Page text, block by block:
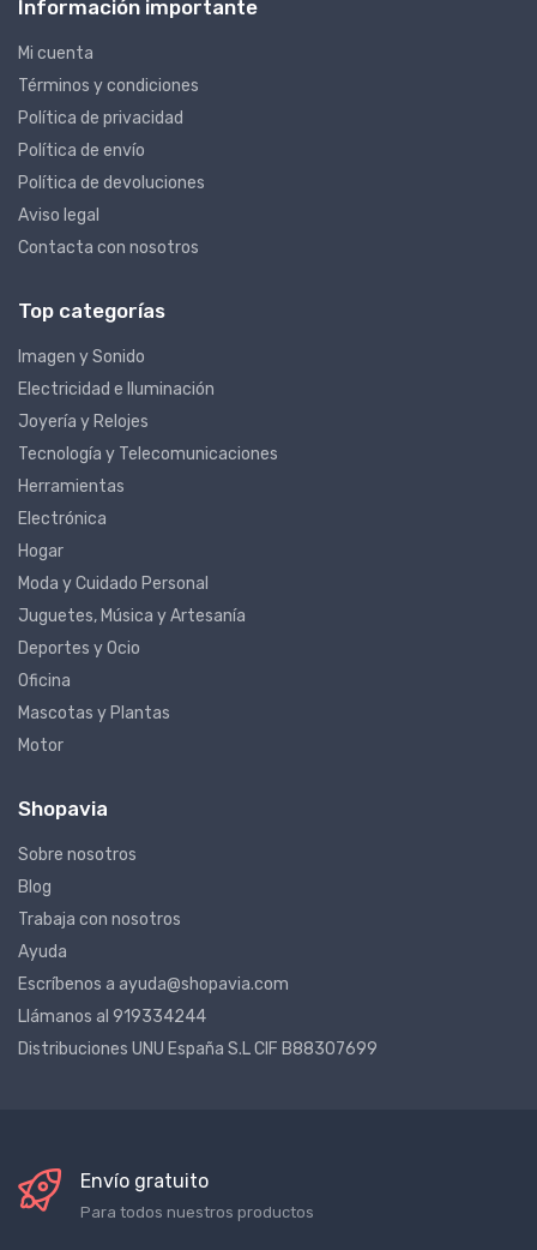
Información importante
Mi cuenta
Términos y condiciones
Política de privacidad
Política de envío
Política de devoluciones
Aviso legal
Contacta con nosotros
Top categorías
Imagen y Sonido
Electricidad e Iluminación
Joyería y Relojes
Tecnología y Telecomunicaciones
Herramientas
Electrónica
Hogar
Moda y Cuidado Personal
Juguetes, Música y Artesanía
Deportes y Ocio
Oficina
Mascotas y Plantas
Motor
Shopavia
Sobre nosotros
Blog
Trabaja con nosotros
Ayuda
Escríbenos a ayuda@shopavia.com
Llámanos al 919334244
Distribuciones UNU España S.L CIF B88307699
Envío gratuito
Para todos nuestros productos